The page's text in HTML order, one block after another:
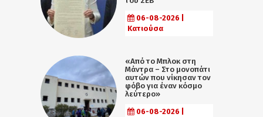
06-08-2026 |
Κατιούσα
«Από το Μπλοκ στη
Μάντρα – Στο μονοπάτι
αυτών που νίκησαν τον
φόβο για έναν κόσμο
λεύτερο»
06-08-2026 |